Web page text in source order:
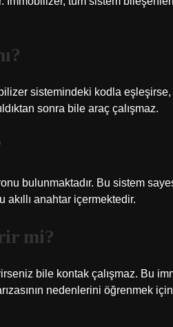
sistemindeki kodla eşleşirse,
sonra bile araç çalışmaz.
bulunmaktadır. Bu sistem
akıllı anahtar içermektedir.
mi?
bile kontak çalışmaz. Bu
nedenlerini öğrenmek